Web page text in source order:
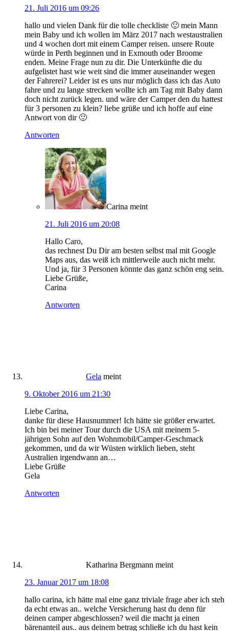
21. Juli 2016 um 09:26
hallo und vielen Dank für die tolle checkliste 🙂 mein Mann
mein Baby und ich wollen im März 2017 nach westaustralien
und 4 wochen dort mit einem Camper reisen. unsere Route
würde in Perth beginnen und in Exmouth oder Broome
enden. Meine Frage nun zu dir. Die Unterkünfte die du
aufgelistet hast wie weit sind die immer auseinander wegen
der Fahrerei? Leider ist es uns nur möglich dass ich das Auto
fahre und zu lange strecken wollte ich am Tag mit Baby dann
doch nicht zurück legen. und wäre der Camper den du hattest
für 3 personen zu klein? liebe grüße und ich hoffe auf eine
Antwort von dir 🙂
Antworten
Carina meint
21. Juli 2016 um 20:08
Hallo Caro,
das rechnest Du Dir am besten selbst mal mit Google
Maps aus, das weiß ich mittlerweile auch nicht mehr.
Und ja, für 3 Personen könnte das ganz schön eng sein.
Liebe Grüße,
Carina
Antworten
Gela meint
9. Oktober 2016 um 21:30
Liebe Carina,
danke für diese Hausnummer! Ich hätte sie größer erwartet.
Ich bin bei meiner Tour durch die USA mit meinem 5-
jährigen Sohn auf den Wohnmobil/Camper-Geschmack
gekommen, und da wir Wüsten wirklich lieben, steht
Australien irgendwann an…
Liebe Grüße
Gela
Antworten
Katharina Bergmann meint
23. Januar 2017 um 18:08
hallo carina, ich hätte mal eine ganz triviale frage aber ich steh
da echt etwas an.. welche Versicherung hast du denn für
deinen camper abgeschlossen? weil die macht ja einen
bärenanteil aus.. aus deinem betrag schließe ich du hast kein